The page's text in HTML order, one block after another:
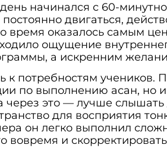
начинался с 60-
двигаться,
оказалось самым
ощущение
а искренним
к потребностям
по выполнению асан, но
это — лучше
для восприятия
он легко выполнил
и